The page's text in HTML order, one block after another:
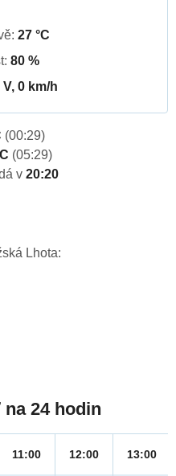
27 °C
80 %
V, 0 km/h
(00:29)
(05:29)
v 20:20
Lhota:
24 hodin
11:00 12:00 13:00